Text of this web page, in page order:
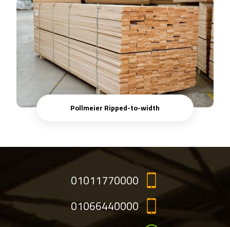
Pollmeier Ripped-to-width
01011770000
01066440000